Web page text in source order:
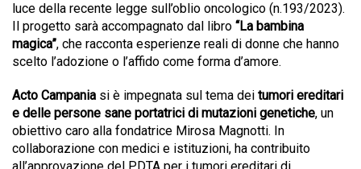
luce della recente legge sull’oblio oncologico (n.193/2023).
Il progetto sarà accompagnato dal libro “La bambina
magica”, che racconta esperienze reali di donne che hanno
scelto l’adozione o l’affido come forma d’amore.
Acto Campania si è impegnata sul tema dei tumori ereditari
e delle persone sane portatrici di mutazioni genetiche, un
obiettivo caro alla fondatrice Mirosa Magnotti. In
collaborazione con medici e istituzioni, ha contribuito